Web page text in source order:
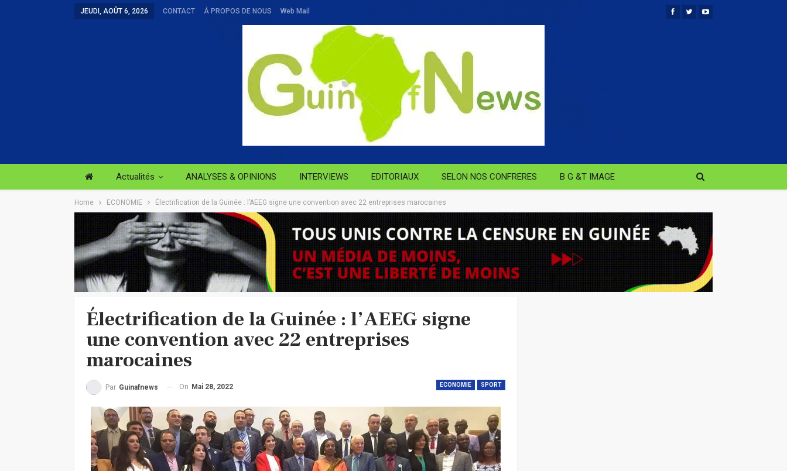
JEUDI, AOÛT 6, 2026 CONTACT Á PROPOS DE NOUS Web Mail
Actualités ANALYSES & OPINIONS INTERVIEWS EDITORIAUX SELON NOS CONFRERES B G &T IMAGE
Home ECONOMIE Électrification de la Guinée : l’AEEG signe une convention avec 22 entreprises marocaines
Électrification de la Guinée : l’AEEG signe
une convention avec 22 entreprises
marocaines
ECONOMIE SPORT
Par Guinafnews On Mai 28, 2022